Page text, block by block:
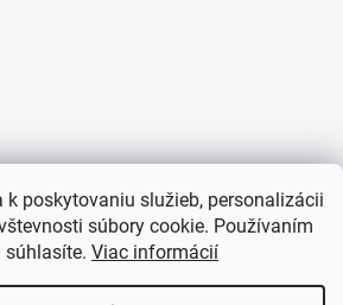
k poskytovaniu služieb, personalizácii
súbory cookie. Používaním
Viac informácií